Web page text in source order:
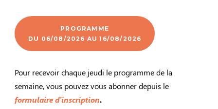
PROGRAMME
DU 06/08/2026 AU 16/08/2026
Pour recevoir chaque jeudi le programme de la
semaine, vous pouvez vous abonner depuis le
formulaire d’inscription.